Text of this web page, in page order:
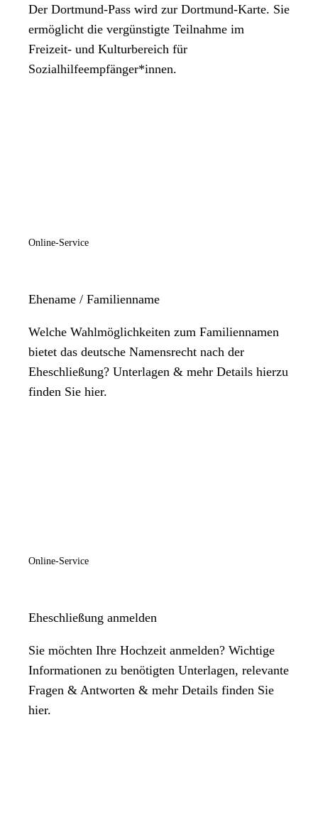
Der Dortmund-Pass wird zur Dortmund-Karte. Sie
ermöglicht die vergünstigte Teilnahme im
Freizeit- und Kulturbereich für
Sozialhilfeempfänger*innen.
Online-Service
Ehename / Familienname
Welche Wahlmöglichkeiten zum Familiennamen
bietet das deutsche Namensrecht nach der
Eheschließung? Unterlagen & mehr Details hierzu
finden Sie hier.
Online-Service
Eheschließung anmelden
Sie möchten Ihre Hochzeit anmelden? Wichtige
Informationen zu benötigten Unterlagen, relevante
Fragen & Antworten & mehr Details finden Sie
hier.